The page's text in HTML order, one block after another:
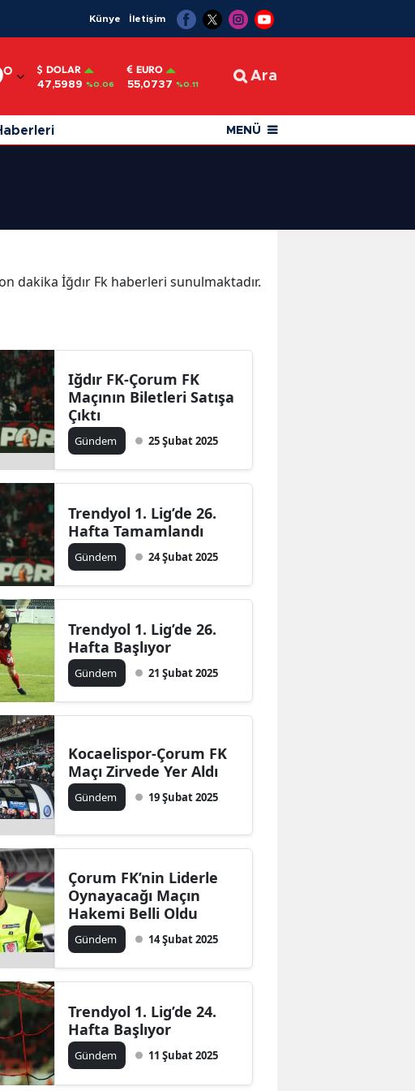
Künye İletişim
° DOLAR
47,5989 %0.06
EURO
55,0737 %0.11
Ara
MENÜ
dakika İğdır Fk haberleri sunulmaktadır.
Iğdır FK-Çorum FK
Maçının Biletleri Satışa
Çıktı
Gündem 25 Şubat 2025
Trendyol 1. Lig’de 26.
Hafta Tamamlandı
Gündem 24 Şubat 2025
Trendyol 1. Lig’de 26.
Hafta Başlıyor
Gündem 21 Şubat 2025
Kocaelispor-Çorum FK
Maçı Zirvede Yer Aldı
Gündem 19 Şubat 2025
Çorum FK’nin Liderle
Oynayacağı Maçın
Hakemi Belli Oldu
Gündem 14 Şubat 2025
Trendyol 1. Lig’de 24.
Hafta Başlıyor
Gündem 11 Şubat 2025